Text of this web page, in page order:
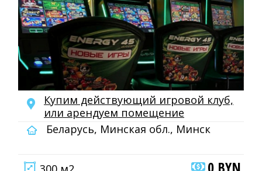
Купим действующий игровой клуб,
или арендуем помещение
Беларусь, Минская обл., Минск